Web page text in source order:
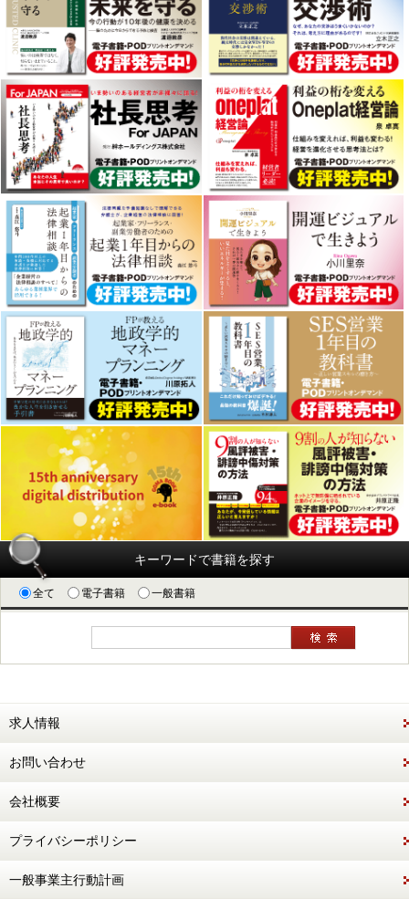
キーワードで書籍を探す
全て 電子書籍 一般書籍
求人情報
お問い合わせ
会社概要
プライバシーポリシー
一般事業主行動計画